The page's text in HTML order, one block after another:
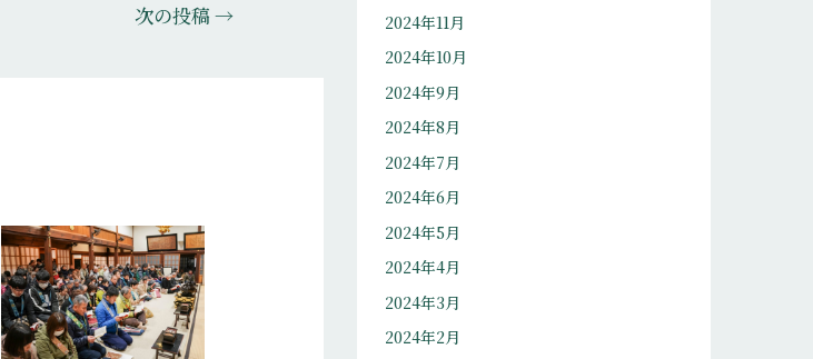
次の投稿→
2024年11月
2024年10月
2024年9月
2024年8月
2024年7月
2024年6月
2024年5月
2024年4月
2024年3月
2024年2月